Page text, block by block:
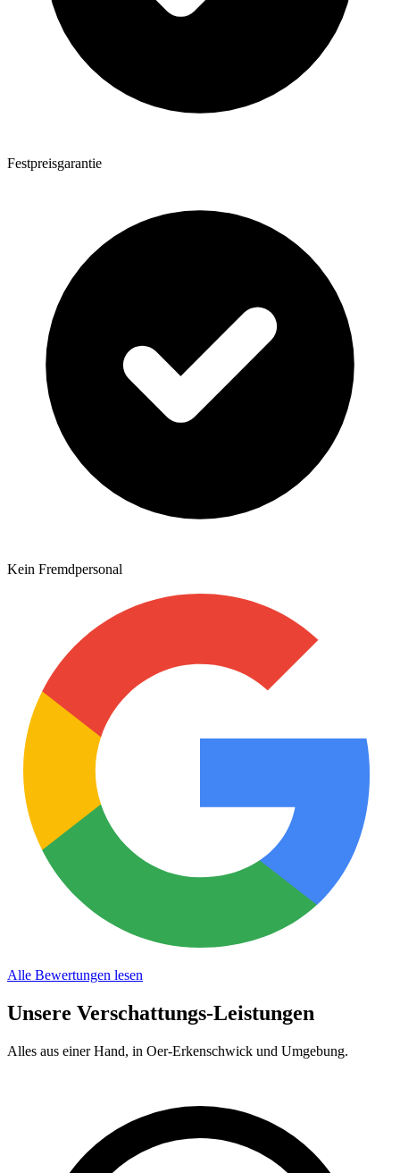
Festpreisgarantie
Kein Fremdpersonal
Alle Bewertungen lesen
Unsere Verschattungs-Leistungen
Alles aus einer Hand, in Oer-Erkenschwick und Umgebung.